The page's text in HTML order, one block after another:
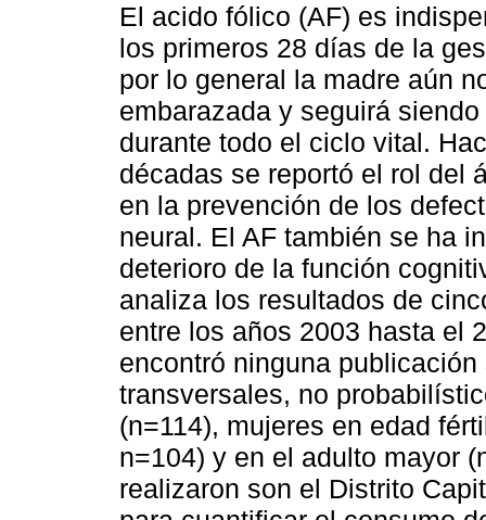
El acido fólico (AF) es
los primeros 28 días de la
por lo general la madre aún
embarazada y seguirá
durante todo el ciclo vital.
décadas se reportó el rol del
en la prevención de los
neural. El AF también se ha
deterioro de la función
analiza los resultados de
entre los años 2003 hasta el
encontró ninguna
transversales, no
(n=114), mujeres en edad
n=104) y en el adulto mayor
realizaron son el Distrito